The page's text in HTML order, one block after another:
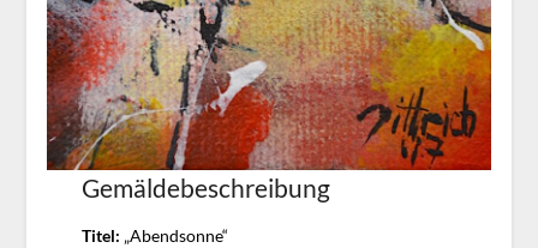
Gemäldebeschreibung
Titel: „Abendsonne“